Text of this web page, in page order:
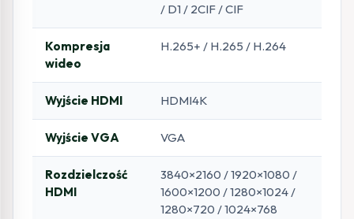
/ D1 / 2CIF / CIF
Kompresja
wideo
H.265+ / H.265 / H.264
Wyjście HDMI HDMI4K
Wyjście VGA VGA
Rozdzielczość
HDMI
3840×2160 / 1920×1080 /
1600×1200 / 1280×1024 /
1280×720 / 1024×768